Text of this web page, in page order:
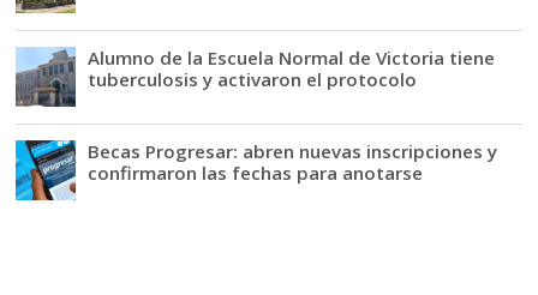
Alumno de la Escuela Normal de Victoria tiene
tuberculosis y activaron el protocolo
Becas Progresar: abren nuevas inscripciones y
confirmaron las fechas para anotarse